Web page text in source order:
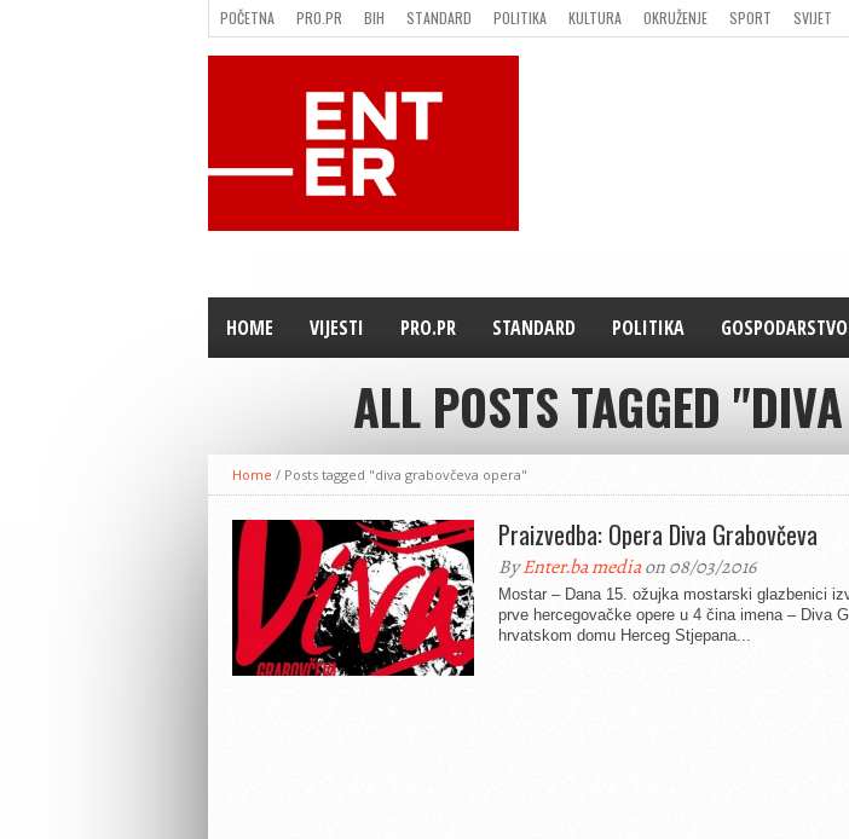
POČETNA PRO.PR BIH STANDARD POLITIKA KULTURA OKRUŽENJE SPORT SVIJET
FILMING LOCATION IN BH
KONTAKT
HOME VIJESTI PRO.PR STANDARD POLITIKA GOSPODARSTVO
ALL POSTS TAGGED
Home / Posts tagged "diva grabovčeva opera"
Praizvedba: Opera Diva Grabovčeva
ByEnter.ba mediaon 08/03/2016
Mostar – Dana 15. ožujka mostarski glazbenici
prve hercegovačke opere u 4 čina imena – Diva
hrvatskom domu Herceg Stjepana...